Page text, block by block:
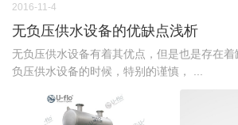
2016-11-4
无负压供水设备的优缺点浅析
无负压供水设备有着其优点，但是也是存在
负压供水设备的时候，特别的谨慎， ...